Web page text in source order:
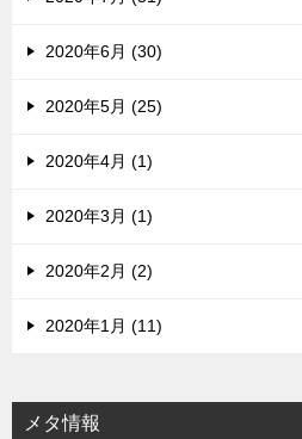
2020年6月 (30)
2020年5月 (25)
2020年4月 (1)
2020年3月 (1)
2020年2月 (2)
2020年1月 (11)
メタ情報